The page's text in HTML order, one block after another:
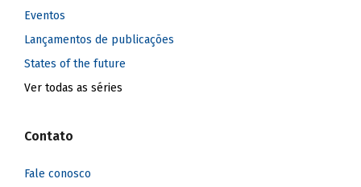
Eventos
Lançamentos de publicações
States of the future
Ver todas as séries
Contato
Fale conosco